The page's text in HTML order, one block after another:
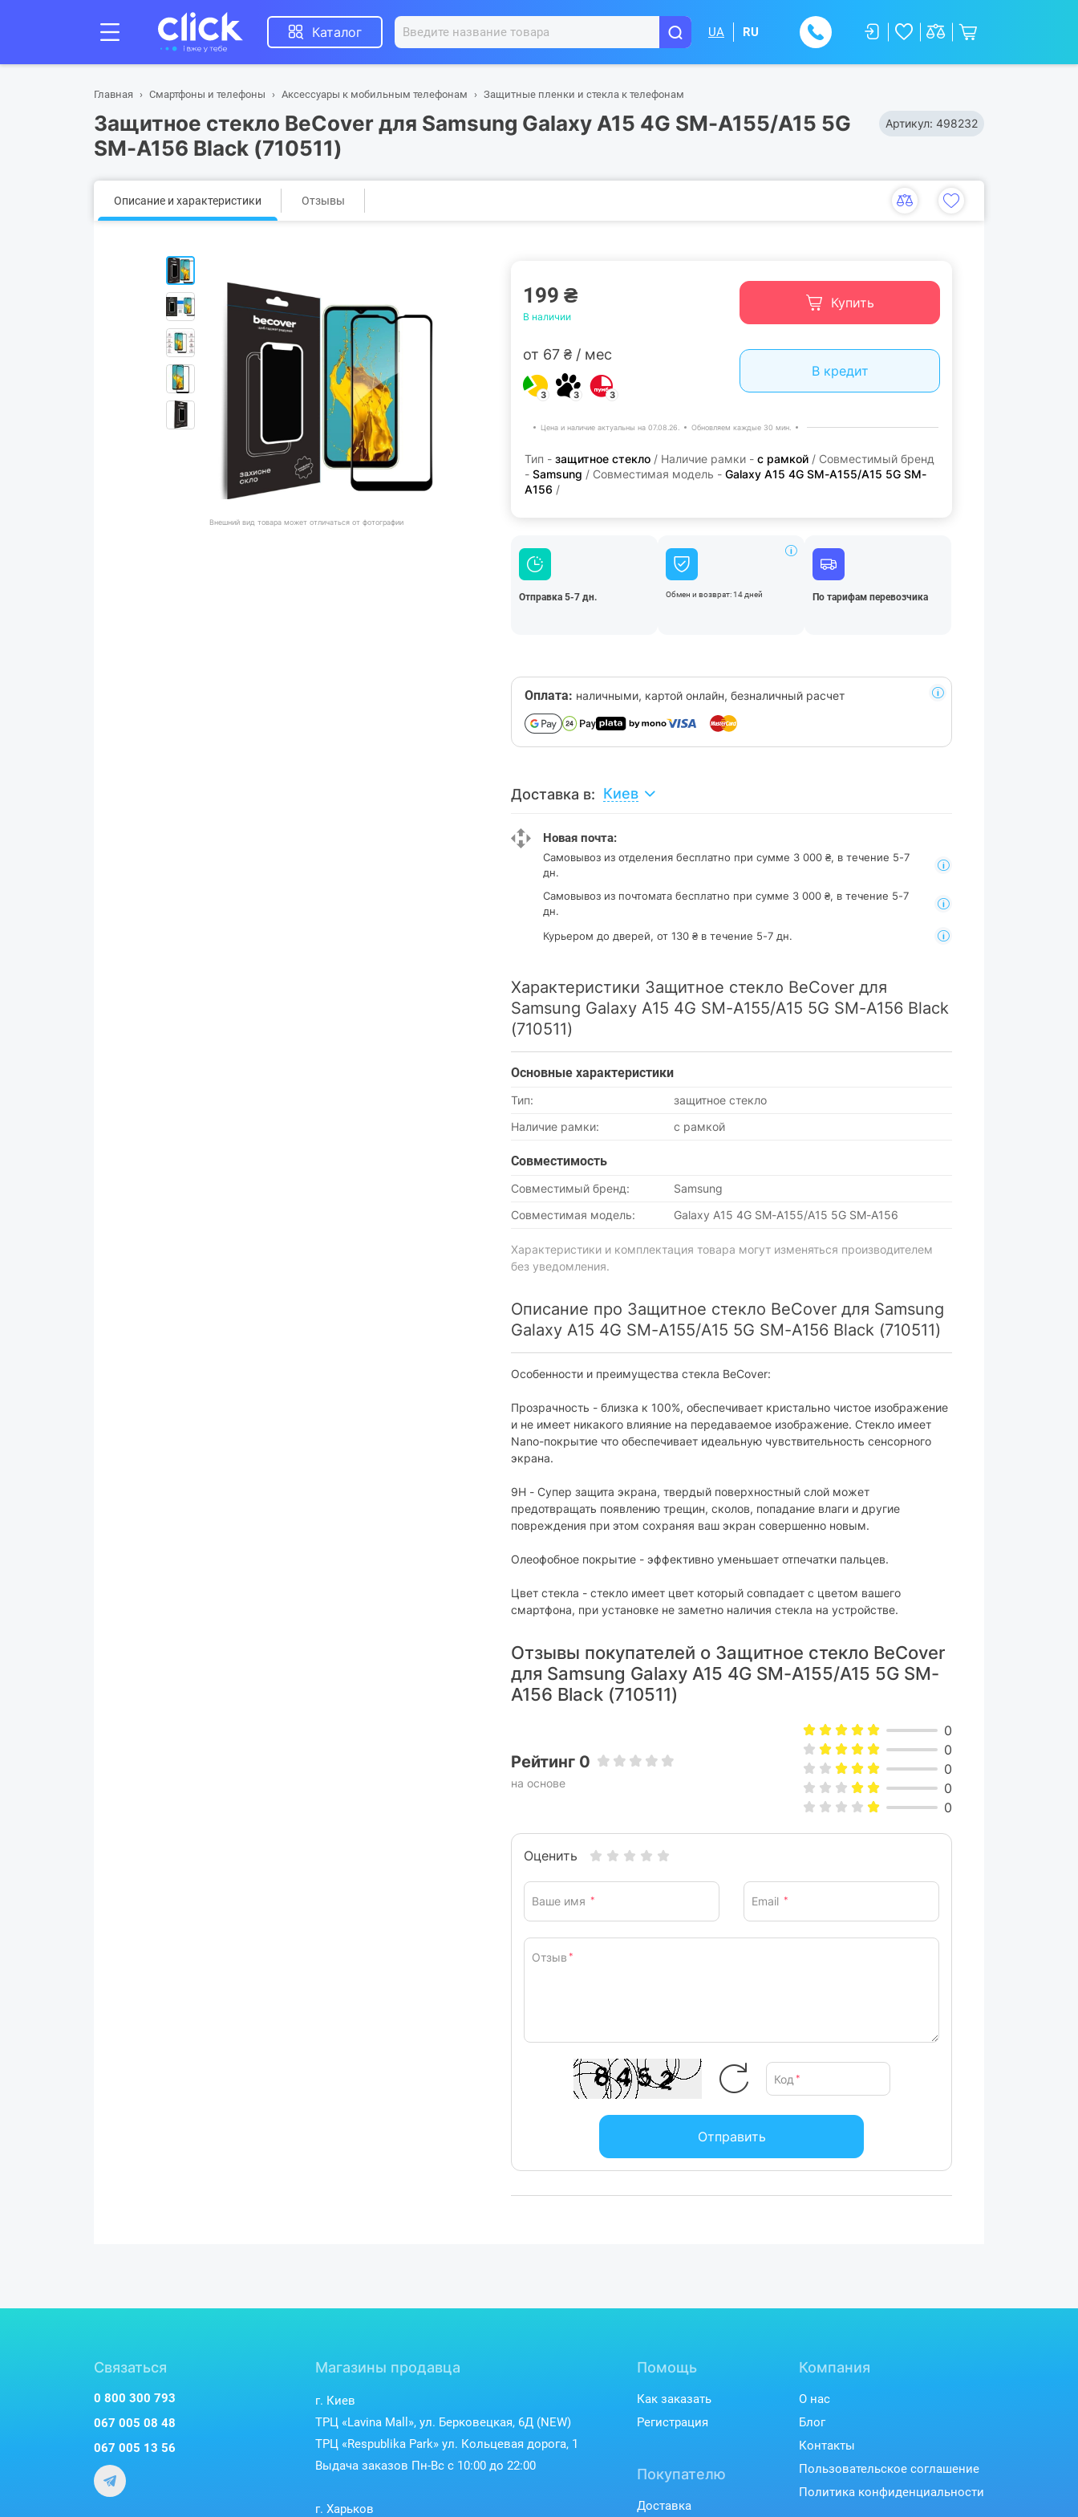
Каталог UA RU
Главная Смартфоны и телефоны Аксессуары к мобильным телефонам Защитные пленки и стекла к телефонам
Защитное стекло BeCover для Samsung Galaxy A15 4G SM-A155/A15 5G
SM-A156 Black (710511)
Артикул: 498232
Описание и характеристики Отзывы
Внешний вид товара может отличаться от фотографии
199 ₴
В наличии
Купить
от 67 ₴ / мес
3 3 3
В кредит
Цена и наличие актуальны на 07.08.26. Обновляем каждые 30 мин.
Тип - защитное стекло / Наличие рамки - с рамкой / Совместимый бренд
- Samsung / Совместимая модель - Galaxy A15 4G SM-A155/A15 5G SM-
A156 /
Отправка 5-7 дн. Обмен и возврат: 14 дней По тарифам перевозчика
Оплата: наличными, картой онлайн, безналичный расчет
Доставка в: Киев
Новая почта:
Самовывоз из отделения бесплатно при сумме 3 000 ₴, в течение 5-7
дн.
Самовывоз из почтомата бесплатно при сумме 3 000 ₴, в течение 5-7
дн.
Курьером до дверей, от 130 ₴ в течение 5-7 дн.
Характеристики Защитное стекло BeCover для
Samsung Galaxy A15 4G SM-A155/A15 5G SM-A156 Black
(710511)
Основные характеристики
Тип:
защитное стекло
Наличие рамки:
с рамкой
Совместимость
Совместимый бренд:
Samsung
Совместимая модель:
Galaxy A15 4G SM-A155/A15 5G SM-A156
Характеристики и комплектация товара могут изменяться производителем
без уведомления.
Описание про Защитное стекло BeCover для Samsung
Galaxy A15 4G SM-A155/A15 5G SM-A156 Black (710511)
Особенности и преимущества стекла BeCover:
Прозрачность - близка к 100%, обеспечивает кристально чистое изображение
и не имеет никакого влияние на передаваемое изображение. Стекло имеет
Nano-покрытие что обеспечивает идеальную чувствительность сенсорного
экрана.
9H - Супер защита экрана, твердый поверхностный слой может
предотвращать появлению трещин, сколов, попадание влаги и другие
повреждения при этом сохраняя ваш экран совершенно новым.
Олеофобное покрытие - эффективно уменьшает отпечатки пальцев.
Цвет стекла - стекло имеет цвет который совпадает с цветом вашего
смартфона, при установке не заметно наличия стекла на устройстве.
Отзывы покупателей о Защитное стекло BeCover
для Samsung Galaxy A15 4G SM-A155/A15 5G SM-
A156 Black (710511)
Рейтинг 0
на основе
0
0
0
0
0
Оценить
Ваше имя * Email *
Отзыв *
Код *
Отправить
Связаться
0 800 300 793
067 005 08 48
067 005 13 56
Магазины продавца
г. Киев
ТРЦ «Lavina Mall», ул. Берковецкая, 6Д (NEW)
ТРЦ «Respublika Park» ул. Кольцевая дорога, 1
Выдача заказов Пн-Вс с 10:00 до 22:00
г. Харьков
Помощь
Как заказать
Регистрация
Покупателю
Доставка
Компания
О нас
Блог
Контакты
Пользовательское соглашение
Политика конфиденциальности